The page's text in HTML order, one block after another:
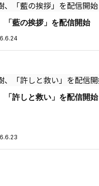
「藍の挨拶」を配信開始
「許しと救い」を配信開始